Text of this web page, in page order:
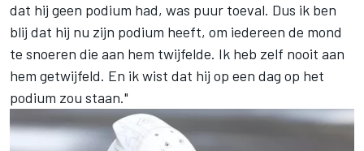
dat hij geen podium had, was puur toeval. Dus ik ben
blij dat hij nu zijn podium heeft, om iedereen de mond
te snoeren die aan hem twijfelde. Ik heb zelf nooit aan
hem getwijfeld. En ik wist dat hij op een dag op het
podium zou staan."